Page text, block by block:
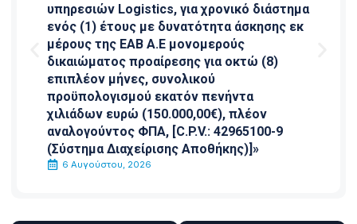
υπηρεσιών Logistics, για χρονικό διάστημα
ενός (1) έτους με δυνατότητα άσκησης εκ
μέρους της ΕΑΒ Α.Ε μονομερούς
δικαιώματος προαίρεσης για οκτώ (8)
επιπλέον μήνες, συνολικού
προϋπολογισμού εκατόν πενήντα
χιλιάδων ευρώ (150.000,00€), πλέον
αναλογούντος ΦΠΑ, [C.P.V.: 42965100-9
(Σύστημα Διαχείρισης Αποθήκης)]»
6 Αυγούστου, 2026